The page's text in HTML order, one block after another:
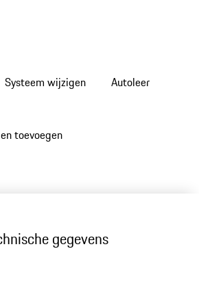
Systeem wijzigen Autoleer
toevoegen
gegevens